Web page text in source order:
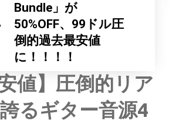
Bundle」が
50%OFF、99ドル圧
倒的過去最安値
に！！！！
値】圧倒的リア
るギター音源4